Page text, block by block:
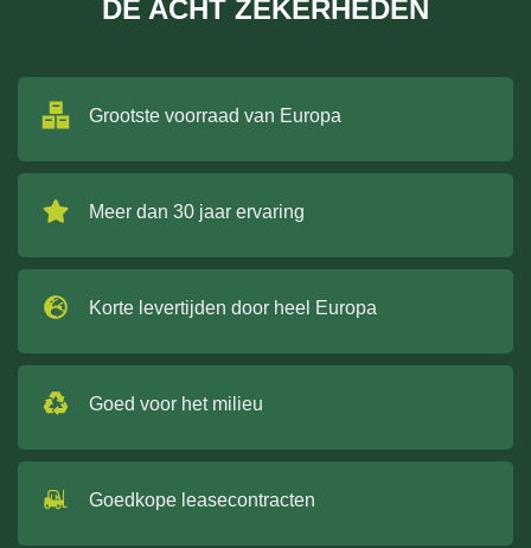
DE ACHT ZEKERHEDEN
Grootste voorraad van Europa
Meer dan 30 jaar ervaring
Korte levertijden door heel Europa
Goed voor het milieu
Goedkope leasecontracten